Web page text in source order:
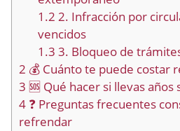
1.2 2. Infracción por
vencidos
1.3 3. Bloqueo de
2 💰 Cuánto te puede costar
3 🆘 Qué hacer si llevas
4 ❓ Preguntas frecuentes
refrendar